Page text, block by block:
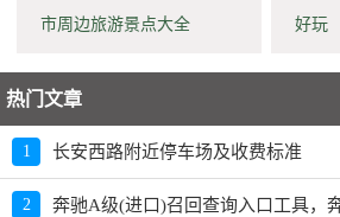
市周边旅游景点大全
好玩
热门文章
1 长安西路附近停车场及收费标准
2